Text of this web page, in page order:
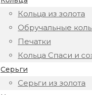
Кольца из золота
Обручальные
Печатки
Кольца Спаси и
Серьги
Серьги из золота